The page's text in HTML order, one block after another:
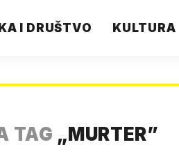
I DRUŠTVO KULTURA
TAG „MURTER”